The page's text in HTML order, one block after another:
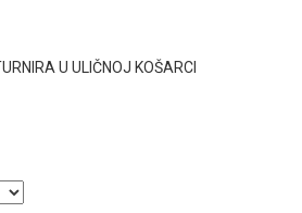
U ULIČNOJ KOŠARCI